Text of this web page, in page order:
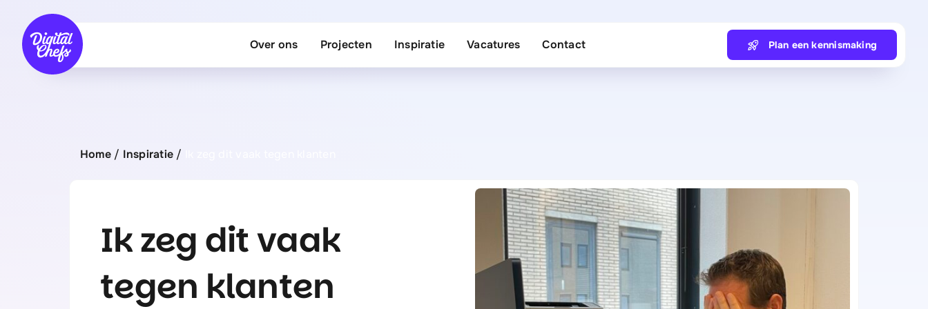
naar
inhoud
Over ons Projecten Inspiratie Vacatures Contact Plan een kennismaking
Home/ Inspiratie /
Ik zeg dit vaak
tegen klanten